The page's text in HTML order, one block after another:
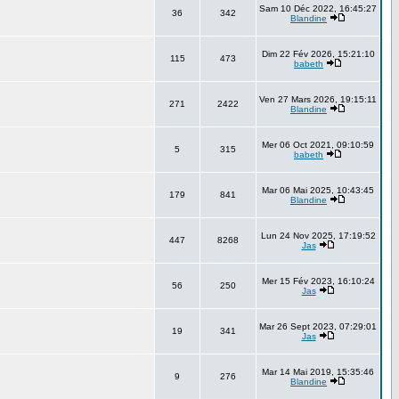
36 342
Sam 10 Déc 2022, 16:45:27
Blandine
115 473
Dim 22 Fév 2026, 15:21:10
babeth
271 2422
Ven 27 Mars 2026, 19:15:11
Blandine
5 315
Mer 06 Oct 2021, 09:10:59
babeth
179 841
Mar 06 Mai 2025, 10:43:45
Blandine
447 8268
Lun 24 Nov 2025, 17:19:52
Jas
56 250
Mer 15 Fév 2023, 16:10:24
Jas
19 341
Mar 26 Sept 2023, 07:29:01
Jas
9 276
Mar 14 Mai 2019, 15:35:46
Blandine